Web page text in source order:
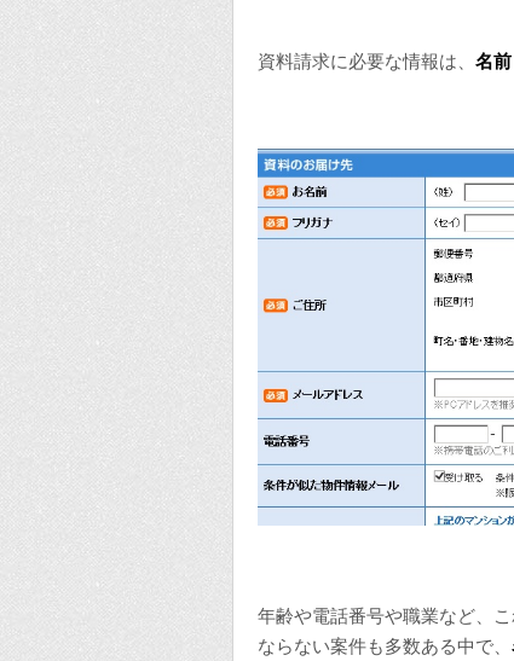
資料請求に必要な情報は、 名
年齢や電話番号や職業など、
ならない案件も多数ある中で、